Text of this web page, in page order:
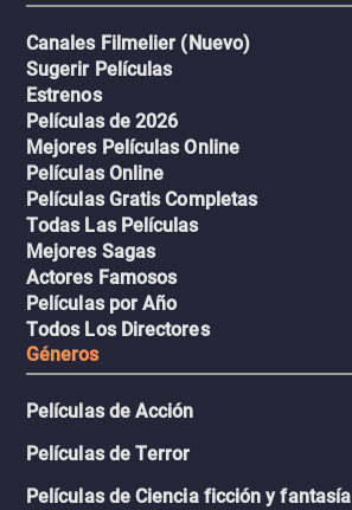
Canales Filmelier (Nuevo)
Sugerir Películas
Estrenos
Películas de 2026
Mejores Películas Online
Películas Online
Películas Gratis Completas
Todas Las Películas
Mejores Sagas
Actores Famosos
Películas por Año
Todos Los Directores
Géneros
Películas de Acción
Películas de Terror
Películas de Ciencia ficción y fantasía